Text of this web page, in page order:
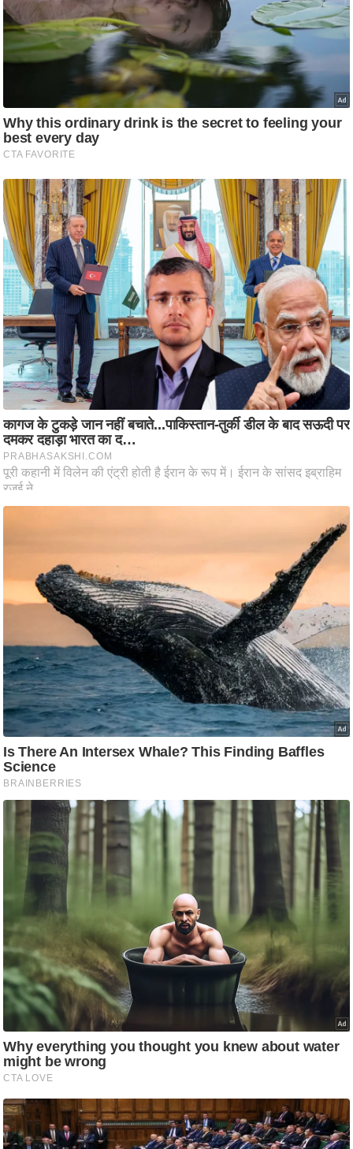
/
फै
श
रे
लू
नु
स्खे
प
र्य
ट
न
स्थ
ल
फि
ट
ने
स
मं
त्रा
रि
ले
रा
ज
ति
वि
श्ले
ष
ण
स
म
सा
म
यि
क
मा
तृ
भू
मि
स्तं
भ
ए
म
.
आ
र
.
आ